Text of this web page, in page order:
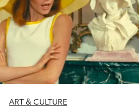
ART & CULTURE